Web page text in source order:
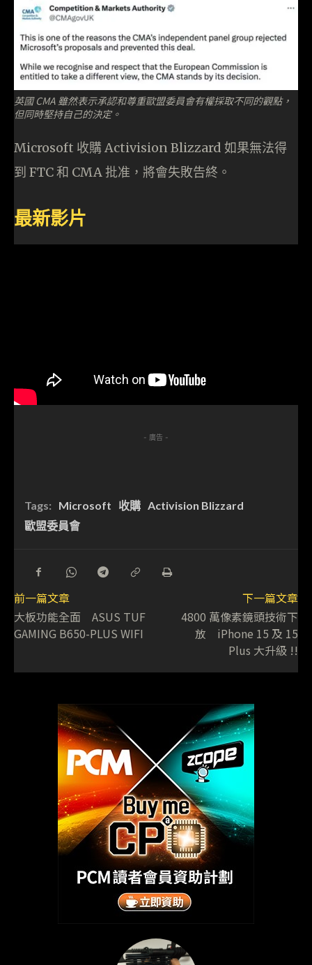
英國 CMA 雖然表示承認和尊重歐盟委員會有權採取不同的觀點，
但同時堅持自己的決定。
Microsoft 收購 Activision Blizzard 如果無法得
到 FTC 和 CMA 批准，將會失敗告終。
最新影片
- 廣告 -
Tags: Microsoft 收購 Activision Blizzard
歐盟委員會
前一篇文章
大板功能全面 ASUS TUF
GAMING B650-PLUS WIFI
下一篇文章
4800 萬像素鏡頭技術下
放 iPhone 15 及 15
Plus 大升級 !!